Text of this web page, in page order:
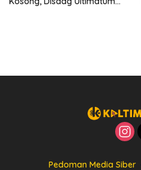
Pedoman Media Siber